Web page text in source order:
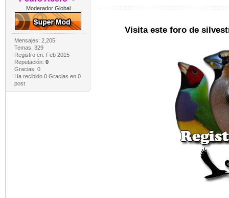
Moderador Global
Mensajes: 2,205
Temas: 329
Registro en: Feb 2015
Reputación: 0
Gracias: 0
Ha recibido 0 Gracias en 0
post
Visita este foro de